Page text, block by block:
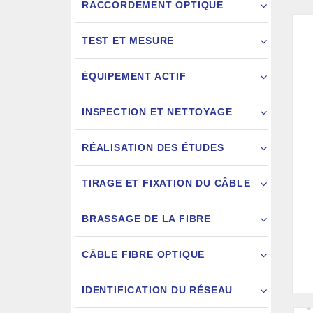
RACCORDEMENT OPTIQUE
TEST ET MESURE
ÉQUIPEMENT ACTIF
INSPECTION ET NETTOYAGE
RÉALISATION DES ÉTUDES
TIRAGE ET FIXATION DU CÂBLE
BRASSAGE DE LA FIBRE
CÂBLE FIBRE OPTIQUE
IDENTIFICATION DU RÉSEAU